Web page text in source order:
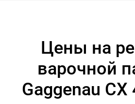
Цены на
варочной
Gaggenau CX